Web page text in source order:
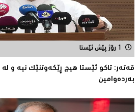
1 رۆژ پێش ئێستا
قەتەر: تاکو ئێستا هیچ ڕێکەوتنێک نیە و
بەردەوامین